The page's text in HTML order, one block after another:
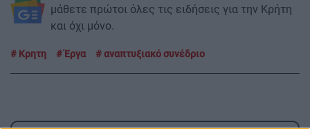
μάθετε πρώτοι όλες τις ειδήσεις για την Κρήτη
και όχι μόνο.
Κρητη Έργα αναπτυξιακό συνέδριο